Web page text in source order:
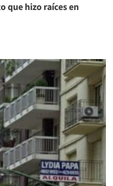
que hizo raíces en